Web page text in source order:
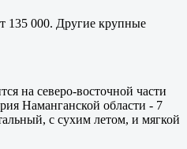
135 000. Другие крупные
на северо-восточной части
Наманганской области - 7
с сухим летом, и мягкой